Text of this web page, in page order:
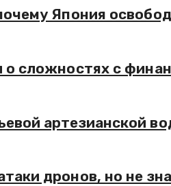
Япония
о сложностях с
артезианской
дронов, но не